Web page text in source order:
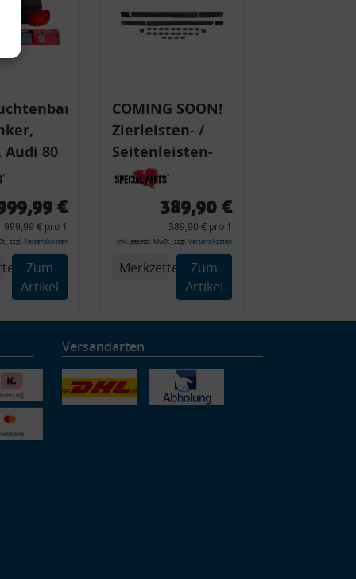
Audi 80
89,
+
€
999,99 € pro 1
zzgl. Versandkosten
Zum
Artikel
COMING SOON!
Zierleisten- /
Seitenleisten-
Set, Audi 80
Cabrio, Coupe,
Zierleiste, 2x
Kappe, Clipse,
Montagewerkzeug)
389,90 €
389,90 € pro 1
inkl. gesetzl. MwSt., zzgl. Versandkosten
Merkzettel
Zum
Artikel
Versandarten